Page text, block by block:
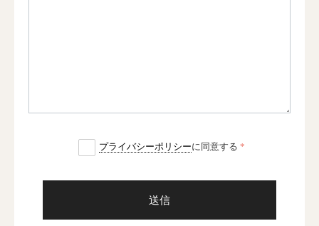
プライバシーポリシーに同意する
送信